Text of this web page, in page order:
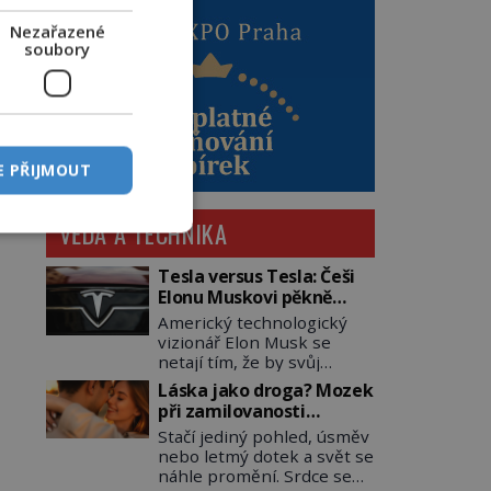
VĚDA A TECHNIKA
Tesla versus Tesla: Češi
Elonu Muskovi pěkně
zavařili
Americký technologický
vizionář Elon Musk se
netají tím, že by svůj
důchod mohl trávit
například na Marsu. Patrně
se bude jednat o nějaký
bungalov s nezbytnou
garáží pro elektrické
vozítko. Než se tak stane,
Láska jako droga? Mozek
při zamilovanosti
rozpoutá neuvěřitelnou
chemickou bouři
Stačí jediný pohled, úsměv
nebo letmý dotek a svět se
náhle promění. Srdce se
Nezařazené
soubory
PŘIJMOUT